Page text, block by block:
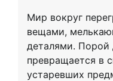
Мир вокруг
вещами,
деталями.
превращается в
устаревших